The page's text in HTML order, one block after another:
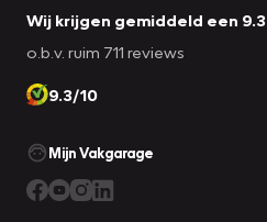
Wij krijgen gemiddeld een 9.3
o.b.v. ruim 711 reviews
9.3/10
Mijn Vakgarage